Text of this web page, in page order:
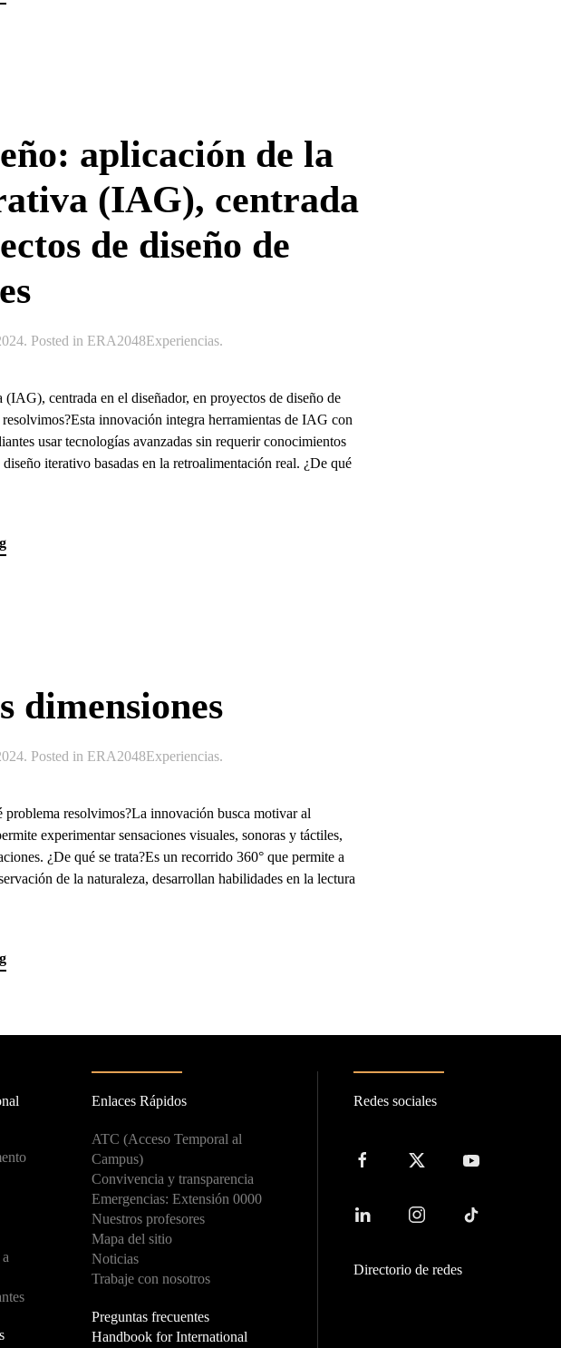
aplicación de la
(IAG), centrada
de diseño de
. Posted in ERA2048Experiencias.
centrada en el diseñador, en proyectos de diseño de
innovación integra herramientas de IAG con
usar tecnologías avanzadas sin requerir conocimientos
iterativo basadas en la retroalimentación real. ¿De qué
dimensiones
. Posted in ERA2048Experiencias.
resolvimos?La innovación busca motivar al
experimentar sensaciones visuales, sonoras y táctiles,
¿De qué se trata?Es un recorrido 360° que permite a
de la naturaleza, desarrollan habilidades en la lectura
Enlaces Rápidos
ATC (Acceso Temporal al
Campus)
Convivencia y transparencia
Emergencias: Extensión 0000
Nuestros profesores
Mapa del sitio
Noticias
Trabaje con nosotros
Preguntas frecuentes
Handbook for International
Redes sociales
Directorio de redes